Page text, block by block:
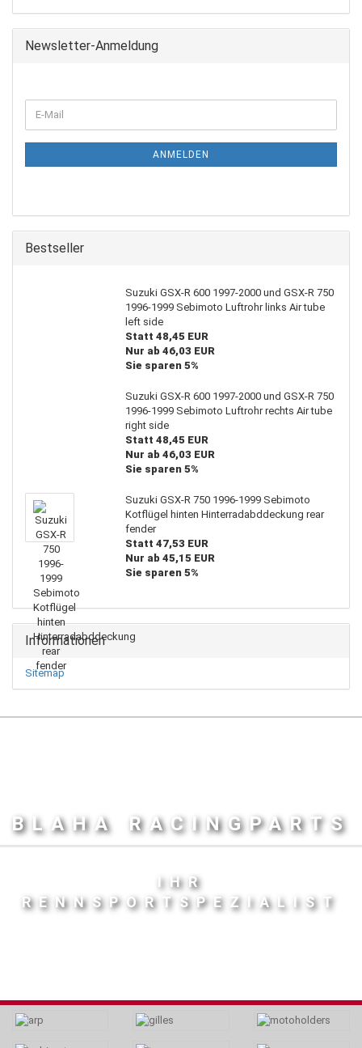
Newsletter-Anmeldung
ZUR
E-
Mail
ANMELDEN
Bestseller
Suzuki GSX-R 600 1997-2000 und GSX-R 750
1996-1999 Sebimoto Luftrohr links Air tube
left side
Statt 48,45 EUR
Nur ab 46,03 EUR
Sie sparen 5%
Suzuki GSX-R 600 1997-2000 und GSX-R 750
1996-1999 Sebimoto Luftrohr rechts Air tube
right side
Statt 48,45 EUR
Nur ab 46,03 EUR
Sie sparen 5%
Suzuki GSX-R 750 1996-1999 Sebimoto
Kotflügel hinten Hinterradabddeckung rear
fender
Statt 47,53 EUR
Nur ab 45,15 EUR
Sie sparen 5%
Informationen
Sitemap
BLAHA RACINGPARTS
IHR
RENNSPORTSPEZIALIST